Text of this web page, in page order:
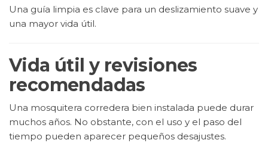
Una guía limpia es clave para un deslizamiento suave y
una mayor vida útil.
Vida útil y revisiones
recomendadas
Una mosquitera corredera bien instalada puede durar
muchos años. No obstante, con el uso y el paso del
tiempo pueden aparecer pequeños desajustes.